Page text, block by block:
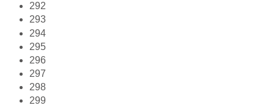
292
293
294
295
296
297
298
299